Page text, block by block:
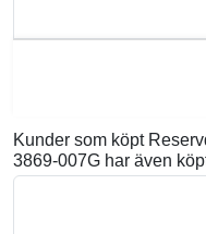
Kunder som köpt
3869-007G har även